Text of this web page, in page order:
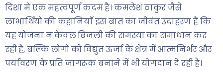
दिशा में एक महत्वपूर्ण कदम है। कमलेश ठाकुर जैसे
लाभार्थियों की कहानियाँ इस बात का जीवंत उदाहरण हैं कि
यह योजना न केवल बिजली की समस्या का समाधान कर
रही है, बल्कि लोगों को विद्युत ऊर्जा के क्षेत्र में आत्मनिर्भर और
पर्यावरण के प्रति जागरूक बनाने में भी योगदान दे रही है।